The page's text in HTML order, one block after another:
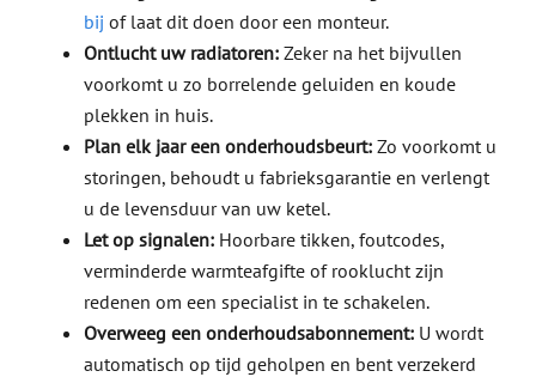
bij of laat dit doen door een monteur.
Ontlucht uw radiatoren:Zeker na het bijvullen
voorkomt u zo borrelende geluiden en koude
plekken in huis.
Plan elk jaar een onderhoudsbeurt:Zo voorkomt u
storingen, behoudt u fabrieksgarantie en verlengt
u de levensduur van uw ketel.
Let op signalen:Hoorbare tikken, foutcodes,
verminderde warmteafgifte of rooklucht zijn
redenen om een specialist in te schakelen.
Overweeg een onderhoudsabonnement:U wordt
automatisch op tijd geholpen en bent verzekerd